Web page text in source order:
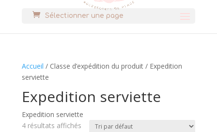
Sélectionner une page
Accueil / Classe d’expédition du produit / Expedition
serviette
Expedition serviette
Expedition serviette
4 résultats affichés